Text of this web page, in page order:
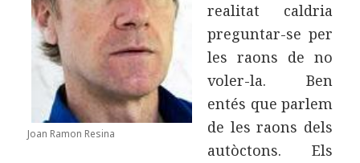
Joan Ramon Resina
realitat caldria
preguntar-se per
les raons de no
voler-la. Ben
entés que parlem
de les raons dels
autòctons. Els